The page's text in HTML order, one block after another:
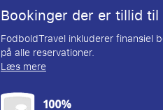
Bookinger der er tillid til
FodboldTravel inkluderer finansiel
på alle reservationer.
Læs mere